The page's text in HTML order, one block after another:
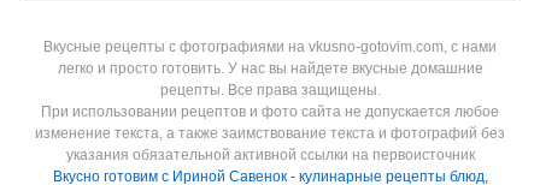
Вкусные рецепты с фотографиями на vkusno-gotovim.com, с нами
легко и просто готовить. У нас вы найдете вкусные домашние
рецепты. Все права защищены.
При использовании рецептов и фото сайта не допускается любое
изменение текста, а также заимствование текста и фотографий без
указания обязательной активной ссылки на первоисточник
Вкусно готовим с Ириной Савенок - кулинарные рецепты блюд,